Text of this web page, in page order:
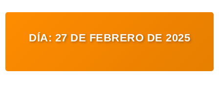
ENTRETENIMIENTO Y CULTURA
DÍA: 27 DE FEBRERO DE 2025